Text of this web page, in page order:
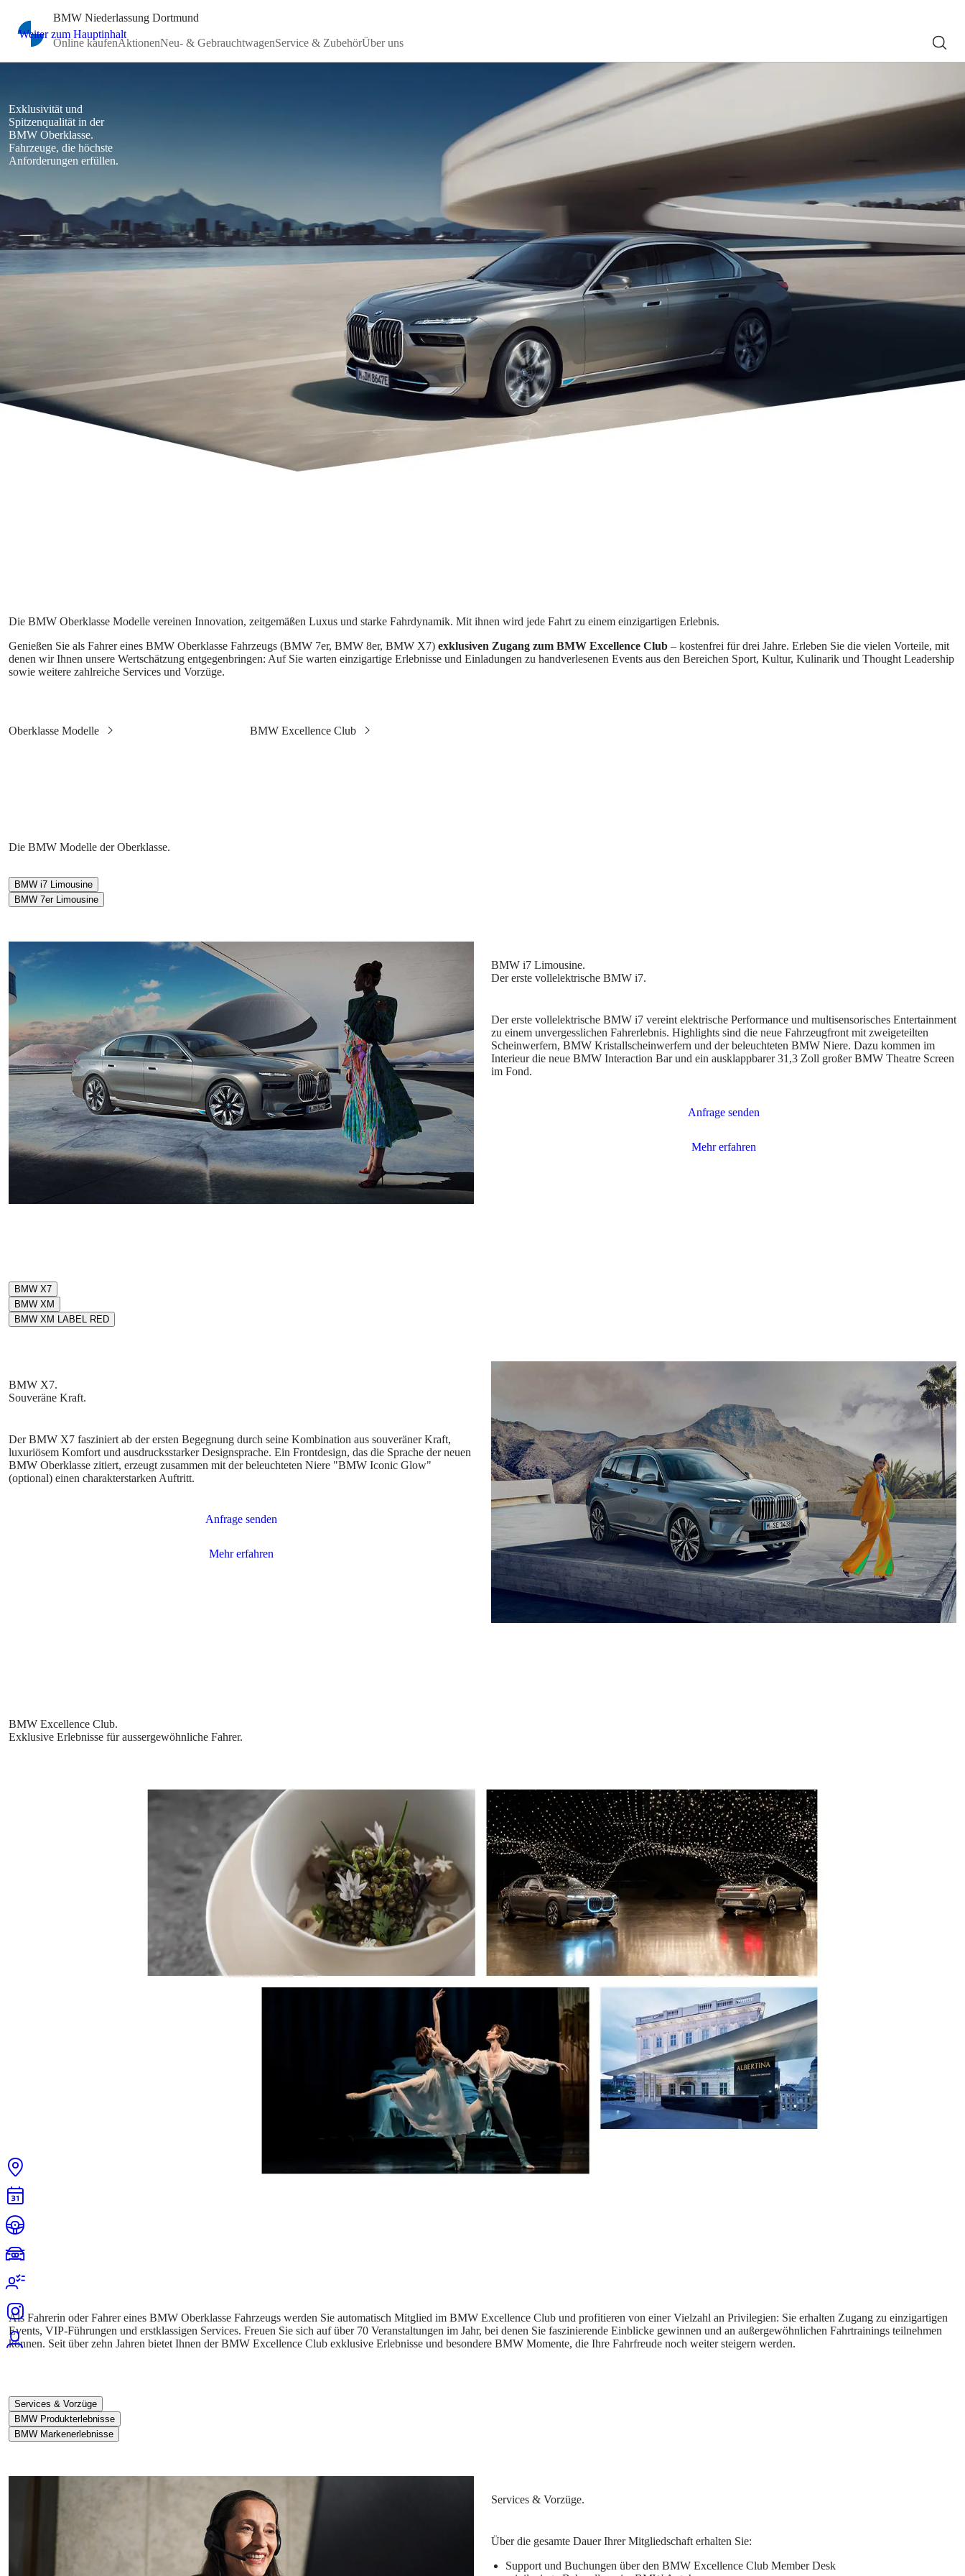
Die BMW Oberklasse Modelle vereinen Innovation, zeitgemäßen Luxus und starke Fahrdynamik. Mit ihnen wird jede Fahrt zu einem einzigartigen Erlebnis.
Genießen Sie als Fahrer eines BMW Oberklasse Fahrzeugs (BMW 7er, BMW 8er, BMW X7) exklusiven Zugang zum BMW Excellence Club – kostenfrei für drei Jahre. Erleben Sie die vielen Vorteile, mit
denen wir Ihnen unsere Wertschätzung entgegenbringen: Auf Sie warten einzigartige Erlebnisse und Einladungen zu handverlesenen Events aus den Bereichen Sport, Kultur, Kulinarik und Thought Leadership
sowie weitere zahlreiche Services und Vorzüge.
Der erste vollelektrische BMW i7 vereint elektrische Performance und multisensorisches Entertainment
zu einem unvergesslichen Fahrerlebnis. Highlights sind die neue Fahrzeugfront mit zweigeteilten
Scheinwerfern, BMW Kristallscheinwerfern und der beleuchteten BMW Niere. Dazu kommen im
Interieur die neue BMW Interaction Bar und ein ausklappbarer 31,3 Zoll großer BMW Theatre Screen
im Fond.
Der BMW X7 fasziniert ab der ersten Begegnung durch seine Kombination aus souveräner Kraft,
luxuriösem Komfort und ausdrucksstarker Designsprache. Ein Frontdesign, das die Sprache der neuen
BMW Oberklasse zitiert, erzeugt zusammen mit der beleuchteten Niere "BMW Iconic Glow"
(optional) einen charakterstarken Auftritt.
Als Fahrerin oder Fahrer eines BMW Oberklasse Fahrzeugs werden Sie automatisch Mitglied im BMW Excellence Club und profitieren von einer Vielzahl an Privilegien: Sie erhalten Zugang zu einzigartigen
Events, VIP-Führungen und erstklassigen Services. Freuen Sie sich auf über 70 Veranstaltungen im Jahr, bei denen Sie faszinierende Einblicke gewinnen und an außergewöhnlichen Fahrtrainings teilnehmen
können. Seit über zehn Jahren bietet Ihnen der BMW Excellence Club exklusive Erlebnisse und besondere BMW Momente, die Ihre Fahrfreude noch weiter steigern werden.
Über die gesamte Dauer Ihrer Mitgliedschaft erhalten Sie:
Support und Buchungen über den BMW Excellence Club Member Desk